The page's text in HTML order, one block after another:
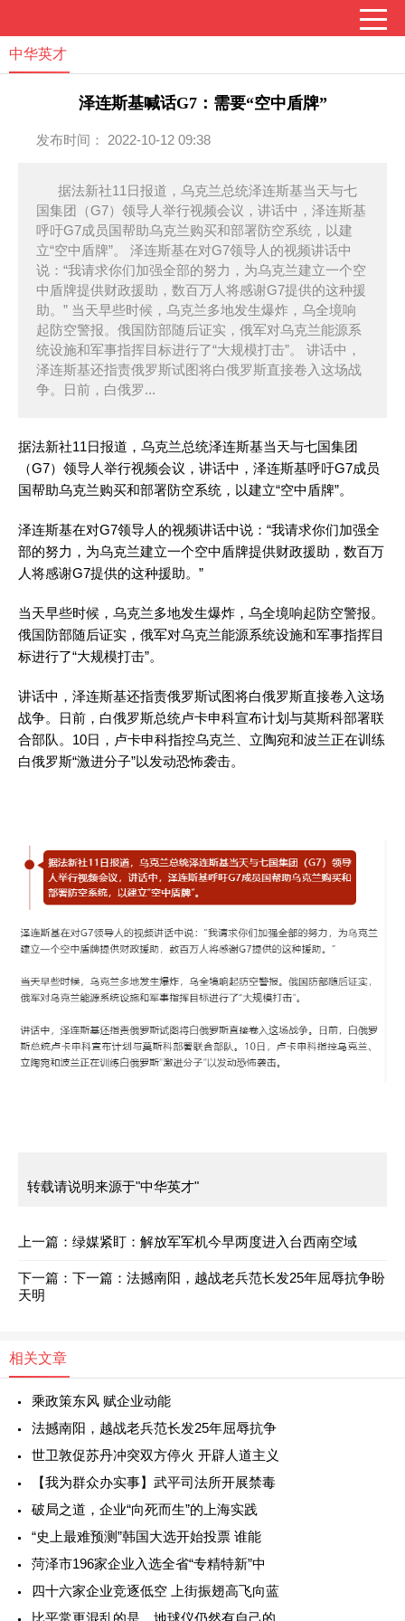
中华英才
泽连斯基喊话G7：需要“空中盾牌”
发布时间： 2022-10-12 09:38
据法新社11日报道，乌克兰总统泽连斯基当天与七
国集团（G7）领导人举行视频会议，讲话中，泽连斯基
呼吁G7成员国帮助乌克兰购买和部署防空系统，以建
立“空中盾牌”。 泽连斯基在对G7领导人的视频讲话中
说：“我请求你们加强全部的努力，为乌克兰建立一个空
中盾牌提供财政援助，数百万人将感谢G7提供的这种援
助。” 当天早些时候，乌克兰多地发生爆炸，乌全境响
起防空警报。俄国防部随后证实，俄军对乌克兰能源系
统设施和军事指挥目标进行了“大规模打击”。 讲话中，
泽连斯基还指责俄罗斯试图将白俄罗斯直接卷入这场战
争。日前，白俄罗...
据法新社11日报道，乌克兰总统泽连斯基当天与七国集团
（G7）领导人举行视频会议，讲话中，泽连斯基呼吁G7成员
国帮助乌克兰购买和部署防空系统，以建立“空中盾牌”。
泽连斯基在对G7领导人的视频讲话中说：“我请求你们加强全
部的努力，为乌克兰建立一个空中盾牌提供财政援助，数百万
人将感谢G7提供的这种援助。”
当天早些时候，乌克兰多地发生爆炸，乌全境响起防空警报。
俄国防部随后证实，俄军对乌克兰能源系统设施和军事指挥目
标进行了“大规模打击”。
讲话中，泽连斯基还指责俄罗斯试图将白俄罗斯直接卷入这场
战争。日前，白俄罗斯总统卢卡申科宣布计划与莫斯科部署联
合部队。10日，卢卡申科指控乌克兰、立陶宛和波兰正在训练
白俄罗斯“激进分子”以发动恐怖袭击。
转载请说明来源于"中华英才"
上一篇： 绿媒紧盯：解放军军机今早两度进入台西南空域
下一篇： 下一篇： 法撼南阳，越战老兵范长发25年屈辱抗争盼
天明
相关文章
乘政策东风 赋企业动能
法撼南阳，越战老兵范长发25年屈辱抗争
世卫敦促苏丹冲突双方停火 开辟人道主义
【我为群众办实事】武平司法所开展禁毒
破局之道，企业“向死而生”的上海实践
“史上最难预测”韩国大选开始投票 谁能
菏泽市196家企业入选全省“专精特新”中
四十六家企业竞逐低空 上街振翅高飞向蓝
比平常更混乱的是，地球仪仍然有自己的